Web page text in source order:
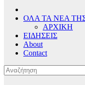
ΟΛΑ ΤΑ ΝΕΑ
ΑΡΧΙΚΗ
ΕΙΔΗΣΕΙΣ
About
Contact